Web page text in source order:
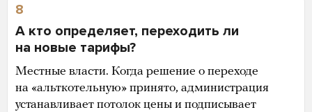
8
А кто определяет, переходить ли
на новые тарифы?
Местные власти. Когда решение о переходе
на «альткотельную» принято, администрация
устанавливает потолок цены и подписывает